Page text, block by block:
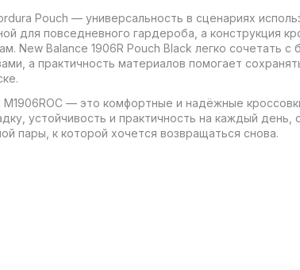
Pouch — универсальность в сценариях
для повседневного гардероба, а конструкция
New Balance 1906R Pouch Black легко сочетать с
а практичность материалов помогает
M1906ROC — это комфортные и надёжные
устойчивость и практичность на каждый день,
пары, к которой хочется возвращаться снова.